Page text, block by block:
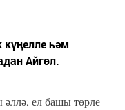
күңелле һәм
Айгөл.
ел башы төрле